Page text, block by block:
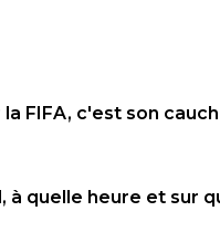
FIFA, c'est son
à quelle heure et sur